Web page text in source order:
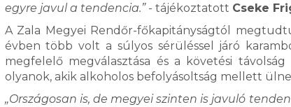
egyre javul a tendencia.”- tájékoztatott Cseke
A Zala Megyei Rendőr-főkapitányságtól
évben több volt a súlyos sérüléssel járó
megfelelő megválasztása és a követési
olyanok, akik alkoholos befolyásoltság mellett
„Országosan is, de megyei szinten is javuló